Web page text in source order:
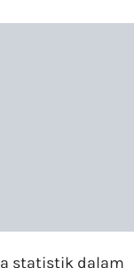
statistik dalam